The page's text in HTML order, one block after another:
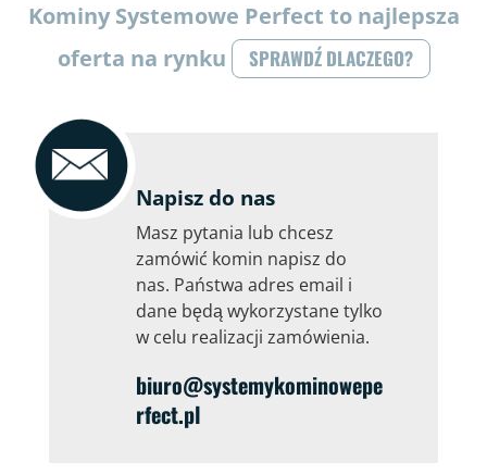
Kominy Systemowe Perfect to najlepsza
oferta na rynku
SPRAWDŹ DLACZEGO?
Napisz do nas
Masz pytania lub chcesz
zamówić komin napisz do
nas. Państwa adres email i
dane będą wykorzystane tylko
w celu realizacji zamówienia.
biuro@systemykominowepe
rfect.pl